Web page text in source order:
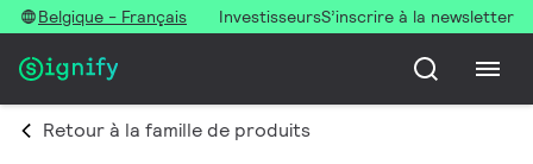
Belgique - Français InvestisseursS’inscrire à la newsletter
Retour à la famille de produits